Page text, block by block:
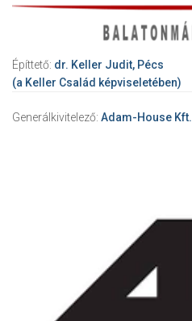
Építtető: dr. Keller Judit, Pécs
(a Keller Család képviseletében)
Generálkivitelező: Adam-House Kft.